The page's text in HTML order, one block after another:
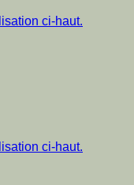
ci-haut.
ci-haut.